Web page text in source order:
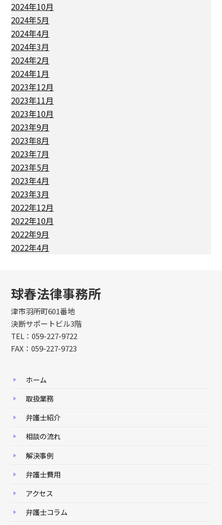
2024年10月
2024年5月
2024年4月
2024年3月
2024年2月
2024年1月
2023年12月
2023年11月
2023年10月
2023年9月
2023年8月
2023年7月
2023年5月
2023年4月
2023年3月
2022年12月
2022年10月
2022年9月
2022年4月
球春法律事務所
津市羽所町601番地
決断サポートビル3階
TEL：059-227-9722
FAX：059-227-9723
ホーム
取扱業務
弁護士紹介
相談の流れ
解決事例
弁護士費用
アクセス
弁護士コラム